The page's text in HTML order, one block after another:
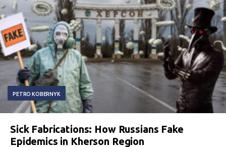
PETRO KOBERNYK
Sick Fabrications: How Russians Fake
Epidemics in Kherson Region